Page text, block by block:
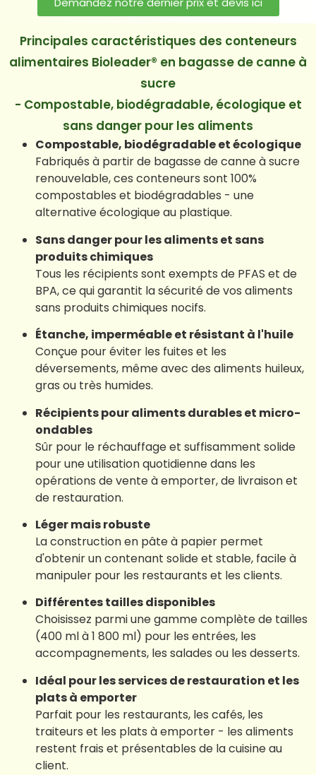
Principales caractéristiques des conteneurs
alimentaires Bioleader® en bagasse de canne à
sucre
- Compostable, biodégradable, écologique et
sans danger pour les aliments
Compostable, biodégradable et écologique
Fabriqués à partir de bagasse de canne à sucre
renouvelable, ces conteneurs sont 100%
compostables et biodégradables - une
alternative écologique au plastique.
Sans danger pour les aliments et sans
produits chimiques
Tous les récipients sont exempts de PFAS et de
BPA, ce qui garantit la sécurité de vos aliments
sans produits chimiques nocifs.
Étanche, imperméable et résistant à l'huile
Conçue pour éviter les fuites et les
déversements, même avec des aliments huileux,
gras ou très humides.
Récipients pour aliments durables et micro-
ondables
Sûr pour le réchauffage et suffisamment solide
pour une utilisation quotidienne dans les
opérations de vente à emporter, de livraison et
de restauration.
Léger mais robuste
La construction en pâte à papier permet
d'obtenir un contenant solide et stable, facile à
manipuler pour les restaurants et les clients.
Différentes tailles disponibles
Choisissez parmi une gamme complète de tailles
(400 ml à 1 800 ml) pour les entrées, les
accompagnements, les salades ou les desserts.
Idéal pour les services de restauration et les
plats à emporter
Parfait pour les restaurants, les cafés, les
traiteurs et les plats à emporter - les aliments
restent frais et présentables de la cuisine au
client.